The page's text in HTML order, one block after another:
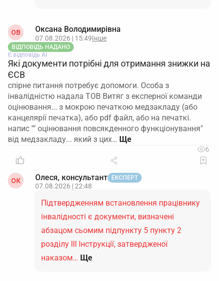
ОВ Оксана Володимирівна
07.08.2026 | 15:49Інше
ВІДПОВІДЬ НАДАНО
Є відповідь АІ
Які документи потрібні для отримання знижки на
ЄСВ
спірне питання потребує допомоги. Особа з
інвалідністю надала ТОВ Витяг з експерної команди
оцінювання... з мокрою печаткою медзакладу (або
канцелярії печатка), або pdf файл, або на печаткі.
напис "" оцінювання повсякденного функціонування"
від медзакладу... який з цих…
6
ОК Олеся, консультант ЕКСПЕРТ
07.08.2026 | 22:48
Підтвердженням встановлення працівнику
інвалідності є документи, визначені
абзацом сьомим підпункту 5 пункту 2
розділу ІІІ Інструкції, затвердженої
наказом… Ще